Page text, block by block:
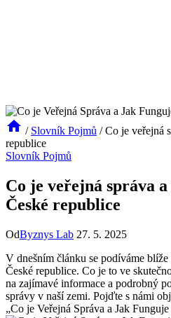
/ Slovník Pojmů / Co je veřejná
republice
Slovník Pojmů
Co je veřejná správa
České republice
OdByznys Lab 27. 5. 2025
V dnešním článku se podíváme
České republice. Co je to ve
na zajímavé informace a podrobný
správy v naší zemi. Pojďte s námi
„Co je Veřejná Správa a Jak